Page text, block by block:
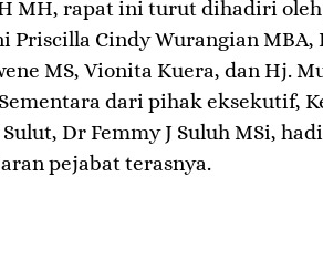
MH, rapat ini turut dihadiri
Priscilla Cindy Wurangian MBA,
MS, Vionita Kuera, dan Hj.
dari pihak eksekutif,
Dr Femmy J Suluh MSi,
pejabat terasnya.